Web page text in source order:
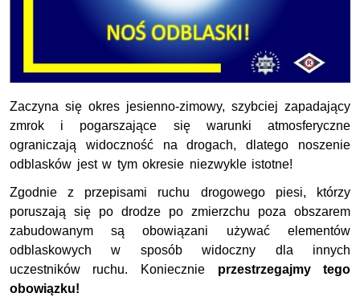
Zaczyna się okres jesienno-zimowy, szybciej zapadający
zmrok i pogarszające się warunki atmosferyczne
ograniczają widoczność na drogach, dlatego noszenie
odblasków jest w tym okresie niezwykle istotne!
Zgodnie z przepisami ruchu drogowego piesi, którzy
poruszają się po drodze po zmierzchu poza obszarem
zabudowanym są obowiązani używać elementów
odblaskowych w sposób widoczny dla innych
uczestników ruchu. Koniecznie przestrzegajmy tego
obowiązku!